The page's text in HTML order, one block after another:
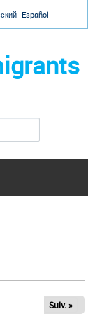
Español
Suiv. »